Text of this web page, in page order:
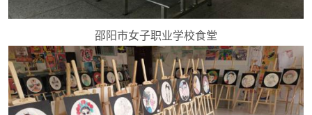
邵阳市女子职业学校食堂